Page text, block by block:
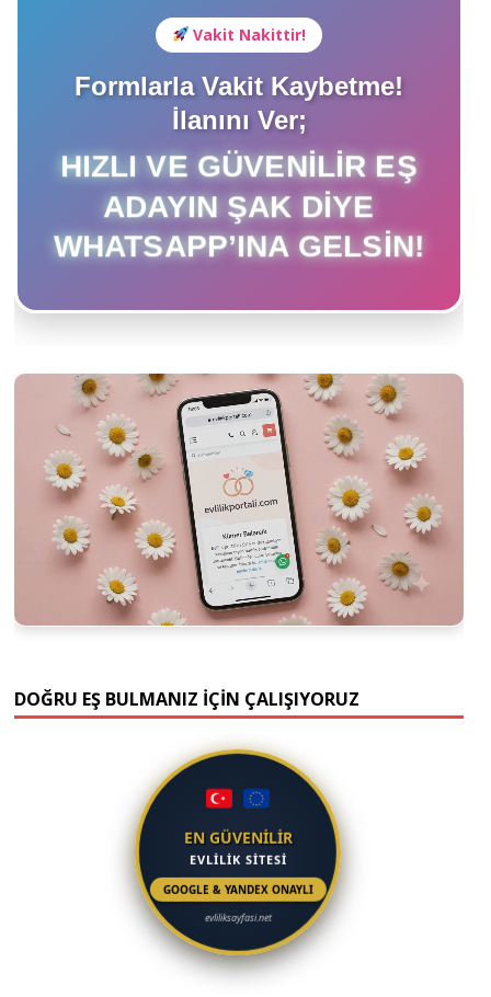
Vakit Nakittir!
Formlarla Vakit Kaybetme!
İlanını Ver;
HIZLI VE GÜVENILIR EŞ
ADAYIN ŞAK DIYE
WHATSAPP’INA GELSIN!
DOĞRU EŞ BULMANIZ İÇİN ÇALIŞIYORUZ
EN GÜVENİLİR
EVLİLİK SİTESİ
GOOGLE & YANDEX ONAYLI
evliliksayfasi.net